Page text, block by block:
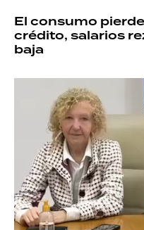
El consumo
crédito, salarios
baja